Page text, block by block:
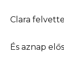
Clara
És aznap